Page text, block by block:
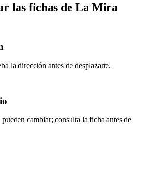
las fichas de La Mira
la dirección antes de desplazarte.
cambiar; consulta la ficha antes de